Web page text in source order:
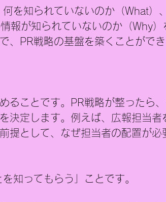
を知られていないのか（What）
報が知られていないのか（Why）
、PR戦略の基盤を築くことができ
ることです。PR戦略が整ったら
決定します。例えば、広報担当者
提として、なぜ担当者の配置が必
知ってもらう」ことです。